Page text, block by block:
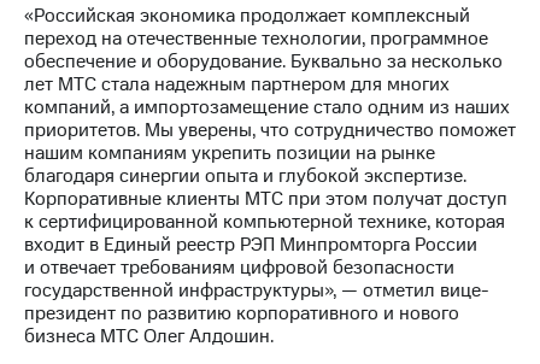
ПАО
"МТС"
Собрания
акционеров
Личный
кабинет
акционера
Акционерный
капитал
Контроль
и
аудит
Рынок
акций
«Российская экономика продолжает комплексный
переход на отечественные технологии, программное
обеспечение и оборудование. Буквально за несколько
лет МТС стала надежным партнером для многих
компаний, а импортозамещение стало одним из наших
приоритетов. Мы уверены, что сотрудничество поможет
нашим компаниям укрепить позиции на рынке
благодаря синергии опыта и глубокой экспертизе.
Корпоративные клиенты МТС при этом получат доступ
к сертифицированной компьютерной технике, которая
входит в Единый реестр РЭП Минпромторга России
и отвечает требованиям цифровой безопасности
государственной инфраструктуры», — отметил вице-
президент по развитию корпоративного и нового
бизнеса МТС Олег Алдошин.